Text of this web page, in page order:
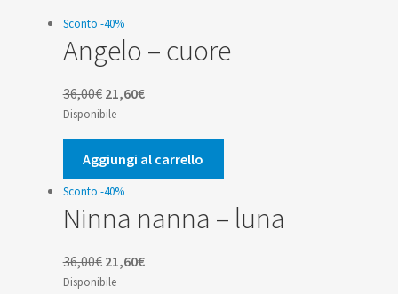
Sconto -40%
Angelo – cuore
36,00€ Il
prezzo
originale
era:
36,00€.
21,60€Il
attuale
è:
21,60€.
Disponibile
Aggiungi al carrello
Sconto -40%
Ninna nanna – luna
36,00€ Il
prezzo
21,60€Il
Disponibile